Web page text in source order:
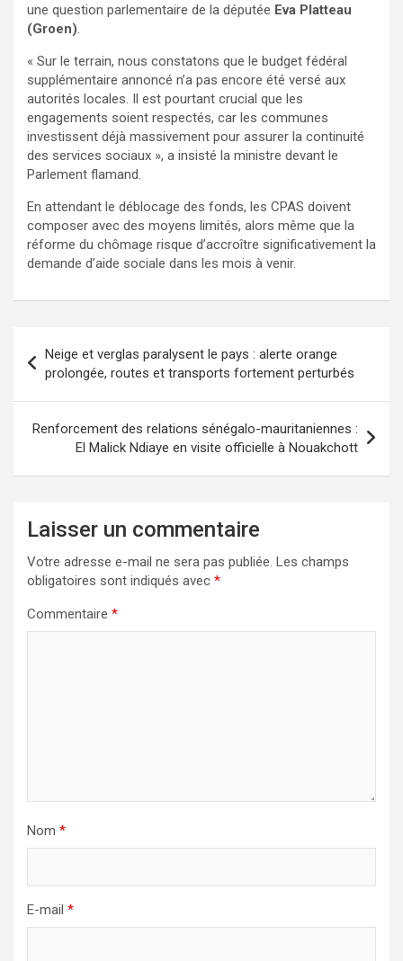
une question parlementaire de la députée Eva Platteau
(Groen).
« Sur le terrain, nous constatons que le budget fédéral
supplémentaire annoncé n’a pas encore été versé aux
autorités locales. Il est pourtant crucial que les
engagements soient respectés, car les communes
investissent déjà massivement pour assurer la continuité
des services sociaux », a insisté la ministre devant le
Parlement flamand.
En attendant le déblocage des fonds, les CPAS doivent
composer avec des moyens limités, alors même que la
réforme du chômage risque d’accroître significativement la
demande d’aide sociale dans les mois à venir.
Neige et verglas paralysent le pays : alerte orange
prolongée, routes et transports fortement perturbés
Renforcement des relations sénégalo-mauritaniennes :
El Malick Ndiaye en visite officielle à Nouakchott
Laisser un commentaire
Votre adresse e-mail ne sera pas publiée. Les champs
obligatoires sont indiqués avec *
Commentaire *
Nom *
E-mail *